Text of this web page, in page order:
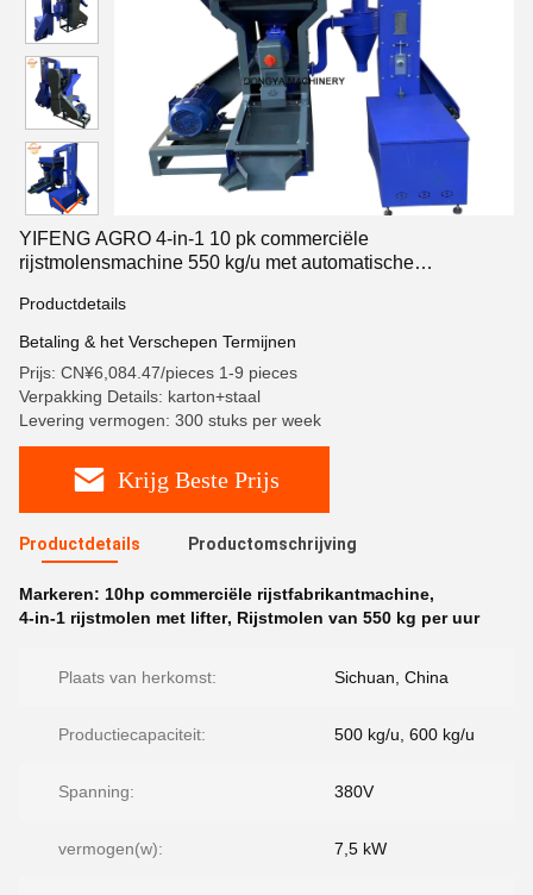
YIFENG AGRO 4-in-1 10 pk commerciële
rijstmolensmachine 550 kg/u met automatische
Productdetails
Betaling & het Verschepen Termijnen
Prijs: CN¥6,084.47/pieces 1-9 pieces
Verpakking Details: karton+staal
Levering vermogen: 300 stuks per week
Krijg Beste Prijs
Productdetails Productomschrijving
Markeren: 10hp commerciële rijstfabrikantmachine,
4-in-1 rijstmolen met lifter, Rijstmolen van 550 kg per uur
Plaats van herkomst: Sichuan, China
Productiecapaciteit: 500 kg/u, 600 kg/u
Spanning: 380V
vermogen(w): 7,5 kW